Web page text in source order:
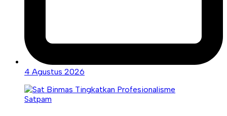
4 Agustus 2026